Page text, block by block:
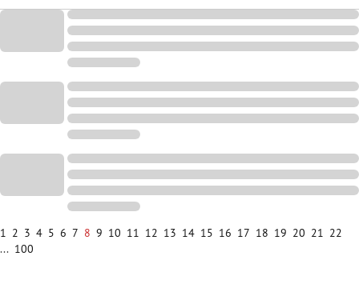
1 2 3 4 5 6 7 8 9 10 11 12 13 14 15 16 17 18 19 20 21 22
... 100